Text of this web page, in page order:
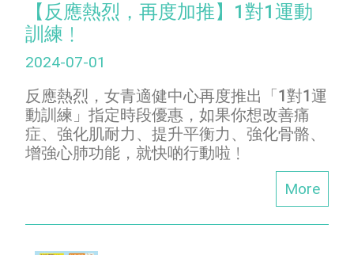
【反應熱烈，再度加推】1對1運動
訓練﹗
2024-07-01
反應熱烈，女青適健中心再度推出「1對1運
動訓練」指定時段優惠，如果你想改善痛
症、強化肌耐力、提升平衡力、強化骨骼、
增強心肺功能，就快啲行動啦﹗
More